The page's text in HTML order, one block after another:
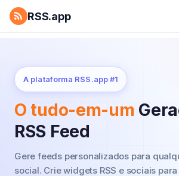
RSS.app
A plataforma RSS.app #1
O tudo-em-um
RSS Feed
Gere feeds personalizados para
social. Crie widgets RSS e sociais